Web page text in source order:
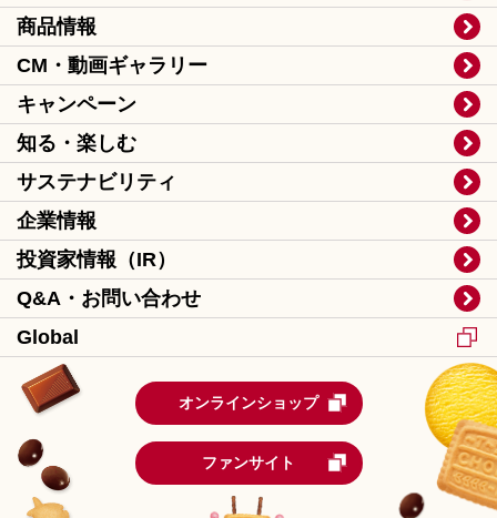
商品情報
CM・動画ギャラリー
キャンペーン
知る・楽しむ
サステナビリティ
企業情報
投資家情報（IR）
Q&A・お問い合わせ
Global
オンラインショップ
ファンサイト